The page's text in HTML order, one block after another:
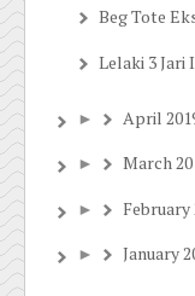
Beg Tote
Lelaki 3 Jari
► April
► March
► February
► January